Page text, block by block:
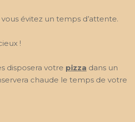
vous évitez un temps d’attente.
!
disposera votre pizza dans un
chaude le temps de votre